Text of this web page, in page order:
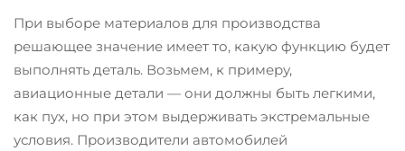
При выборе материалов для производства
решающее значение имеет то, какую функцию будет
выполнять деталь. Возьмем, к примеру,
авиационные детали — они должны быть легкими,
как пух, но при этом выдерживать экстремальные
условия. Производители автомобилей